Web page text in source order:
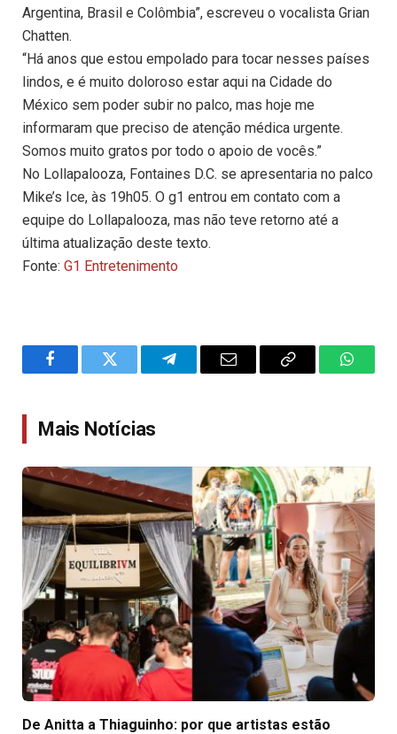
Argentina, Brasil e Colômbia”, escreveu o vocalista Grian
Chatten.
“Há anos que estou empolado para tocar nesses países
lindos, e é muito doloroso estar aqui na Cidade do
México sem poder subir no palco, mas hoje me
informaram que preciso de atenção médica urgente.
Somos muito gratos por todo o apoio de vocês.”
No Lollapalooza, Fontaines D.C. se apresentaria no palco
Mike’s Ice, às 19h05. O g1 entrou em contato com a
equipe do Lollapalooza, mas não teve retorno até a
última atualização deste texto.
Fonte: G1 Entretenimento
FacebookTwitter TelegramEmail
Copy
Mais Notícias
De Anitta a Thiaguinho: por que artistas estão